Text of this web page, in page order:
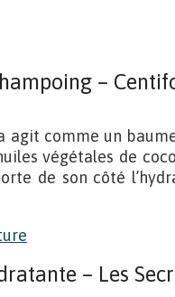
–
agit comme un
végétales de
de son côté
– Les